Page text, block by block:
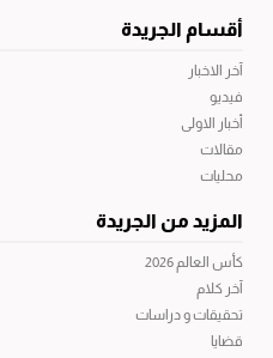
أقسام الجريدة
آخر الاخبار
فيديو
أخبار الاولى
مقالات
محليات
المزيد من الجريدة
كأس العالم 2026
آخر كلام
تحقيقات و دراسات
قضايا